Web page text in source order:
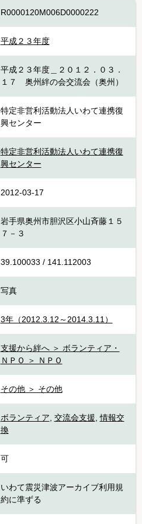
R0000120M006D0000222
平成２３年度
平成２３年度＿２０１２．０３．
１７ 奥州絆の会交流会（奥州）
特定非営利活動法人いわて連携復
興センター
特定非営利活動法人いわて連携復
興センター
2012-03-17
岩手県奥州市胆沢区小山斉藤１５
７－３
39.100033 / 141.112003
写真
3年（2012.3.12～2014.3.11）
支援から絆へ ＞ ボランティア・
ＮＰＯ ＞ ＮＰＯ
その他 ＞ その他
ボランティア, 交流会支援,情報交
換
可
いわて震災津波アーカイブ利用規
約に準ずる